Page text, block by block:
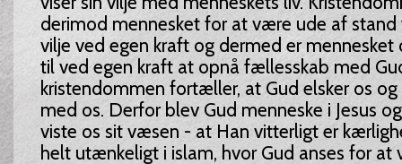
derimod mennesket for at være ude af stand
vilje ved egen kraft og dermed er mennesket
til ved egen kraft at opnå fællesskab med
kristendommen fortæller, at Gud elsker os
med os. Derfor blev Gud menneske i Jesus
viste os sit væsen - at Han vitterligt er
helt utænkeligt i islam, hvor Gud anses for